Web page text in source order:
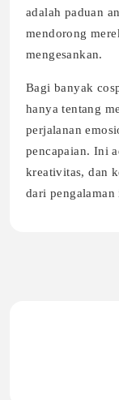
adalah paduan
mendorong
mengesankan.
Bagi banyak
hanya tentang
perjalanan
pencapaian. Ini
kreativitas, dan
dari